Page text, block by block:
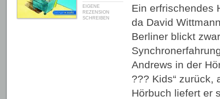
EIGENE
REZENSION
SCHREIBEN
Ein erfrischendes
da David
Berliner blickt
Andrews in der
??? Kids“ zurück,
Hörbuch liefert er